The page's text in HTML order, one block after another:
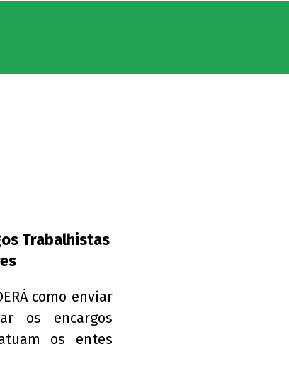
Trabalhistas
como enviar
os encargos
os entes